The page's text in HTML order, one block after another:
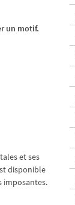
un motif.
et ses
disponible
imposantes.